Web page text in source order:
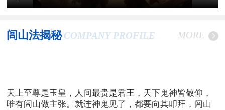
闾山法揭秘 COMPANY PROFILE MORE
天上至尊是玉皇，人间最贵是君王，天下鬼神皆敬仰，
唯有闾山做主张。就连神鬼见了，都要向其叩拜，闾山